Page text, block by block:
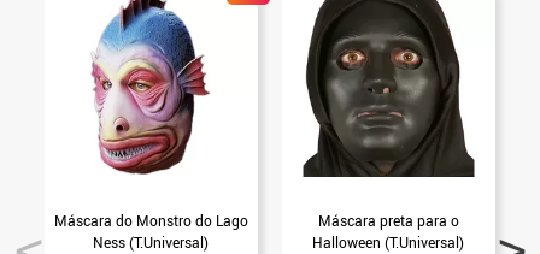
Máscara do Monstro do Lago
Ness (T.Universal)
Máscara preta para o
Halloween (T.Universal)